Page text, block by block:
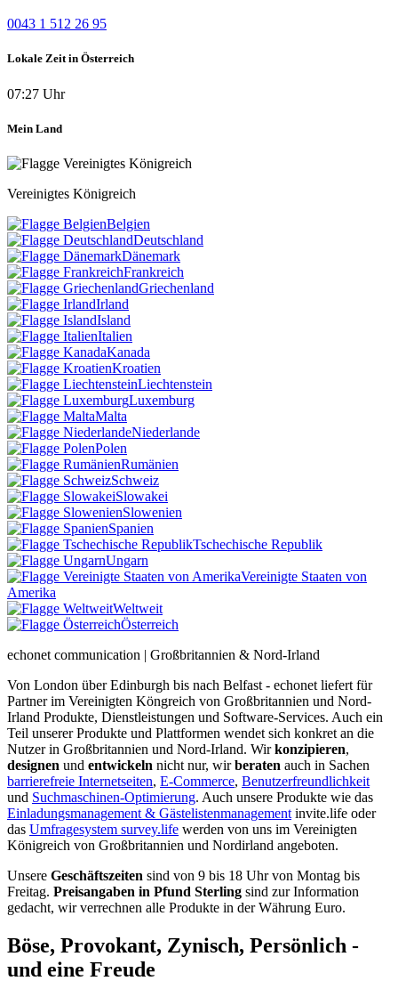
0043 1 512 26 95
Lokale Zeit in Österreich
07:27 Uhr
Mein Land
Vereinigtes Königreich
Belgien
Deutschland
Dänemark
Frankreich
Griechenland
Irland
Island
Italien
Kanada
Kroatien
Liechtenstein
Luxemburg
Malta
Niederlande
Polen
Rumänien
Schweiz
Slowakei
Slowenien
Spanien
Tschechische Republik
Ungarn
Vereinigte Staaten von
Amerika
Weltweit
Österreich
echonet communication | Großbritannien & Nord-Irland
Von London über Edinburgh bis nach Belfast - echonet liefert für
Partner im Vereinigten Köngreich von Großbritannien und Nord-
Irland Produkte, Dienstleistungen und Software-Services. Auch ein
Teil unserer Produkte und Plattformen wendet sich konkret an die
Nutzer in Großbritannien und Nord-Irland. Wirkonzipieren,
designen und entwickeln nicht nur, wirberaten auch in Sachen
barrierefreie Internetseiten, E-Commerce, Benutzerfreundlichkeit
und Suchmaschinen-Optimierung. Auch unsere Produkte wie das
Einladungsmanagement & Gästelistenmanagement invite.life oder
das Umfragesystem survey.life werden von uns im Vereinigten
Königreich von Großbritannien und Nordirland angeboten.
Unsere Geschäftszeiten sind von 9 bis 18 Uhr von Montag bis
Freitag. Preisangaben in Pfund Sterling sind zur Information
gedacht, wir verrechnen alle Produkte in der Währung Euro.
Böse, Provokant, Zynisch, Persönlich -
und eine Freude